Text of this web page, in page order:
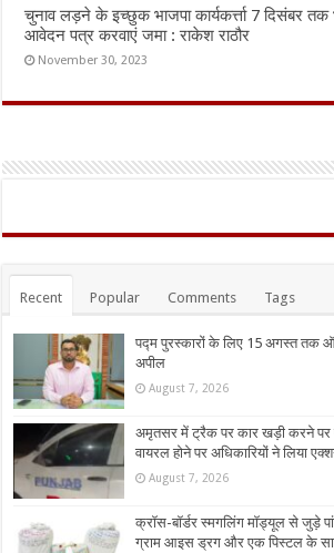
चुनाव लड़ने के इच्छुक भाजपा कार्यकर्त्ता 7 दिसंबर तक
आवेदन पत्र करवाएं जमा : राकेश राठौर
November 30, 2023
Recent Popular Comments Tags
पद्म पुरस्कारों के लिए 15 अगस्त तक
अपील
August 7, 2026
अमृतसर में ट्रैक पर कार खड़ी करने पर
वायरल होने पर अधिकारियों ने लिया
August 7, 2026
क्रॉस-बॉर्डर स्मगलिंग मॉड्यूल से जुड़े
ग्राम आइस ड्रग और एक पिस्टल के